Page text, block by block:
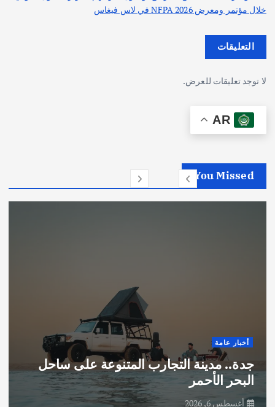
خلال مؤتمر ومعرض NFPA 2026 في لاس فيغاس
التعليقات
لا توجد تعليقات للعرض.
AR
You Missed
أخبار عامة
جدة.. مدينة التجارب المتنوعة على ساحل
البحر الأحمر
أغسطس 6, 2026